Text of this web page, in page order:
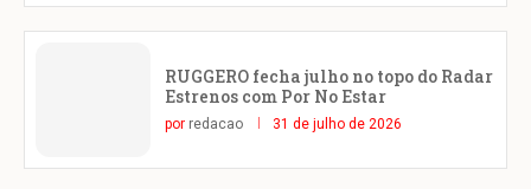
RUGGERO fecha julho no topo do Radar
Estrenos com Por No Estar
por redacao 31 de julho de 2026